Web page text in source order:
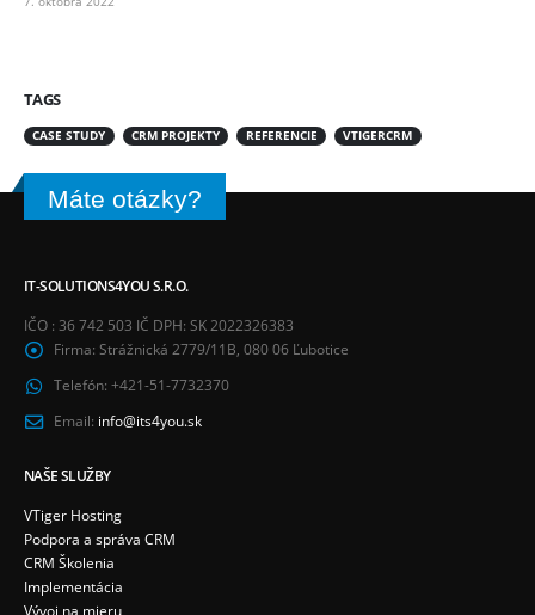
TAGS
CASE STUDY CRM PROJEKTY REFERENCIE VTIGERCRM
Máte otázky?
IT-SOLUTIONS4YOU S.R.O.
IČO : 36 742 503 IČ DPH: SK 2022326383
Firma: Strážnická 2779/11B, 080 06 Ľubotice
Telefón: +421-51-7732370
Email: info@its4you.sk
NAŠE SLUŽBY
VTiger Hosting
Podpora a správa CRM
CRM Školenia
Implementácia
Vývoj na mieru